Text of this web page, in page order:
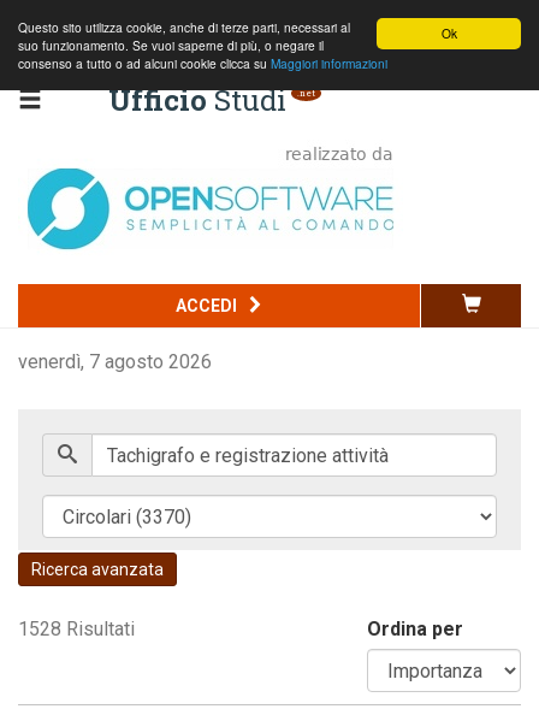
Ok
Questo sito utilizza cookie, anche di terze parti, necessari al
suo funzionamento. Se vuoi saperne di più, o negare il
consenso a tutto o ad alcuni cookie clicca su Maggiori informazioni
UfficioStudi .net
ACCEDI
venerdì, 7 agosto 2026
Codice della strada
Commercio
Edilizia e ambiente
Normativa nazionale
Normativa regionale
Codice della strada
Ricerca avanzata
1528 Risultati Ordina per